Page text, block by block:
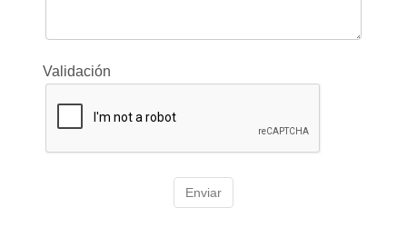
Validación